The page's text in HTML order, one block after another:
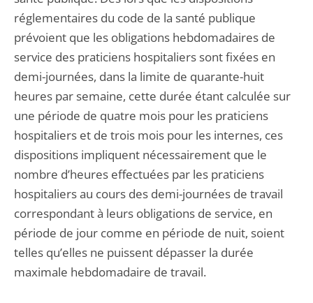
réglementaires du code de la santé publique
prévoient que les obligations hebdomadaires de
service des praticiens hospitaliers sont fixées en
demi-journées, dans la limite de quarante-huit
heures par semaine, cette durée étant calculée sur
une période de quatre mois pour les praticiens
hospitaliers et de trois mois pour les internes, ces
dispositions impliquent nécessairement que le
nombre d’heures effectuées par les praticiens
hospitaliers au cours des demi-journées de travail
correspondant à leurs obligations de service, en
période de jour comme en période de nuit, soient
telles qu’elles ne puissent dépasser la durée
maximale hebdomadaire de travail.